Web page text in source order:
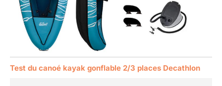
Test du canoé kayak gonflable 2/3 places Decathlon